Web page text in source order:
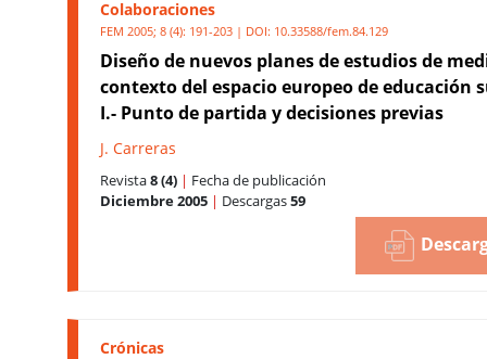
Colaboraciones
FEM 2005; 8 (4): 191-203 | DOI: 10.33588/fem.84.129
Diseño de nuevos planes de estudios de
contexto del espacio europeo de educación
I.- Punto de partida y decisiones previas
J. Carreras
Revista8 (4) | Fecha de publicación
Diciembre 2005 | Descargas59
Crónicas